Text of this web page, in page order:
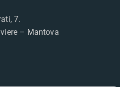
7.
– Mantova